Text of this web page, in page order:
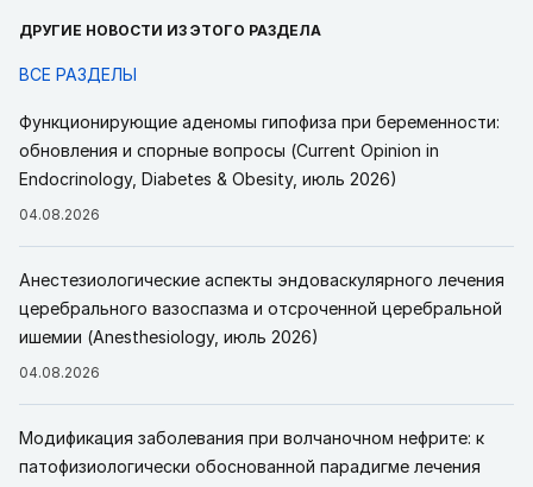
ДРУГИЕ НОВОСТИ ИЗ ЭТОГО РАЗДЕЛА
ВСЕ РАЗДЕЛЫ
Функционирующие аденомы гипофиза при беременности:
обновления и спорные вопросы (Current Opinion in
Endocrinology, Diabetes & Obesity, июль 2026)
04.08.2026
Анестезиологические аспекты эндоваскулярного лечения
церебрального вазоспазма и отсроченной церебральной
ишемии (Anesthesiology, июль 2026)
04.08.2026
Модификация заболевания при волчаночном нефрите: к
патофизиологически обоснованной парадигме лечения